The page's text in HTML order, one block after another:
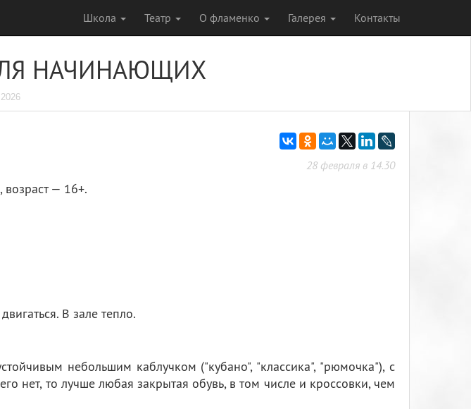
Школа Театр О фламенко Галерея Контакты
НАЧИНАЮЩИХ
28 февраля в 14.30
— 16+.
В зале тепло.
небольшим каблучком ("кубано", "классика", "рюмочка"), с
нет, то лучше любая закрытая обувь, в том числе и кроссовки, чем